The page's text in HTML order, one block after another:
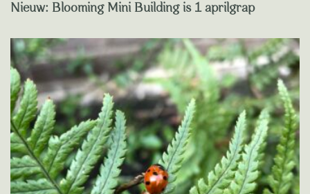
Nieuw: Blooming Mini Building is 1 aprilgrap